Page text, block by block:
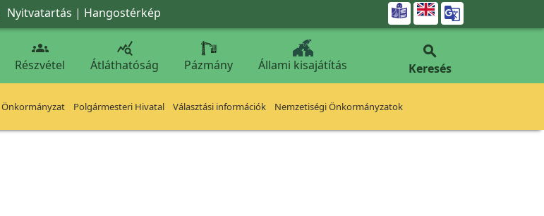
Nyitvatartás | Hangostérkép 

Részvétel

Átláthatóság Pázmány Állami kisajátítás

Keresés
Önkormányzat Polgármesteri Hivatal Választási információk Nemzetiségi Önkormányzatok